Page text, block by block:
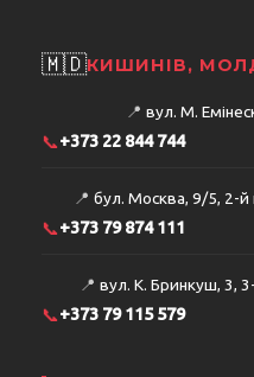
🇲🇩КИШИНІВ,
📍 вул. М.
📞+373 22 844 744
📍 бул. Москва, 9/5, 2-й
📞+373 79 874 111
📍 вул. К. Бринкуш, 3,
📞+373 79 115 579